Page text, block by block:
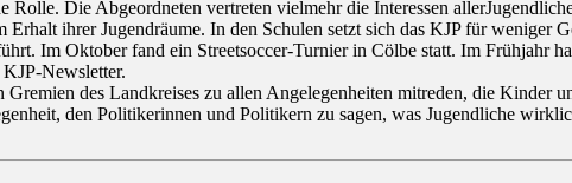
Rolle. Die Abgeordneten vertreten vielmehr die Interessen
Erhalt ihrer Jugendräume. In den Schulen setzt sich das KJP für weniger
Im Oktober fand ein Streetsoccer-Turnier in Cölbe statt. Im Frühjahr
Newsletter.
des Landkreises zu allen Angelegenheiten mitreden, die Kinder
den Politikerinnen und Politikern zu sagen, was Jugendliche